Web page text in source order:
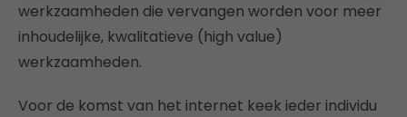
werkzaamheden die vervangen worden voor meer
inhoudelijke, kwalitatieve (high value)
werkzaamheden.
Voor de komst van het internet keek ieder individu